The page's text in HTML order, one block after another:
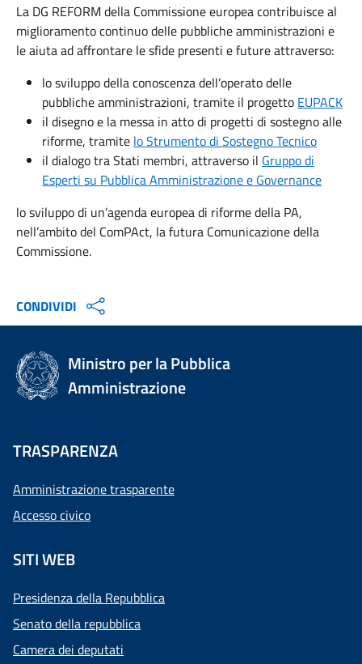
La DG REFORM della Commissione europea contribuisce al
miglioramento continuo delle pubbliche amministrazioni e
le aiuta ad affrontare le sfide presenti e future attraverso:
lo sviluppo della conoscenza dell’operato delle
pubbliche amministrazioni, tramite il progetto EUPACK
il disegno e la messa in atto di progetti di sostegno alle
riforme, tramite lo Strumento di Sostegno Tecnico
il dialogo tra Stati membri, attraverso il Gruppo di
Esperti su Pubblica Amministrazione e Governance
lo sviluppo di un’agenda europea di riforme della PA,
nell’ambito del ComPAct, la futura Comunicazione della
Commissione.
CONDIVIDI
Ministro per la Pubblica
Amministrazione
TRASPARENZA
Amministrazione trasparente
Accesso civico
SITI WEB
Presidenza della Repubblica
Senato della repubblica
Camera dei deputati